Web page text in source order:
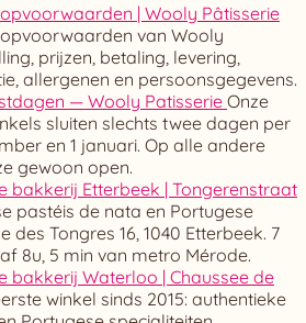
| Wooly Pâtisserie
van Wooly
prijzen, betaling, levering,
allergenen en persoonsgegevens.
— Wooly Patisserie Onze
sluiten slechts twee dagen per
en 1 januari. Op alle andere
gewoon open.
bakkerij Etterbeek | Tongerenstraat
pastéis de nata en Portugese
des Tongres 16, 1040 Etterbeek. 7
8u, 5 min van metro Mérode.
bakkerij Waterloo | Chaussee de
winkel sinds 2015: authentieke